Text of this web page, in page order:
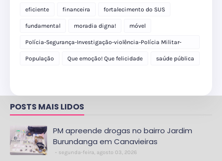
eficiente financeira fortalecimento do SUS
fundamental moradia digna! móvel
Polícia-Segurança-Investigação-violência-Polícia Militar-
delegacia
População Que emoção! Que felicidade saúde pública
POSTS MAIS LIDOS
PM apreende drogas no bairro Jardim
Burundanga em Canavieiras
segunda-feira, agosto 03, 2026